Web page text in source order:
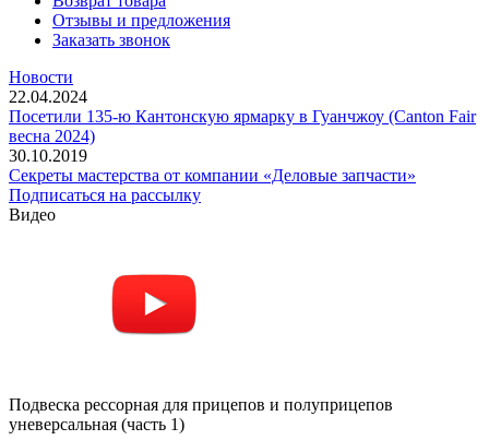
Отзывы и предложения
Заказать звонок
Новости
22.04.2024
Посетили 135-ю Кантонскую ярмарку в Гуанчжоу (Canton Fair
весна 2024)
30.10.2019
Секреты мастерства от компании «Деловые запчасти»
Подписаться на рассылку
Видео
Подвеска рессорная для прицепов и полуприцепов
уневерсальная (часть 1)